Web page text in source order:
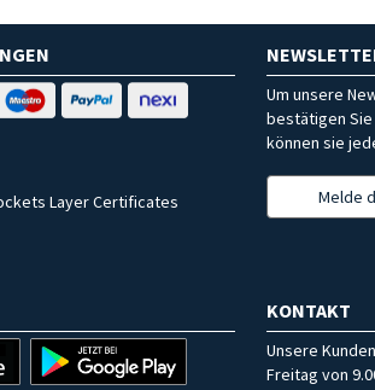
Layer Certificates
Um unsere
bestätigen
können sie
Melde
KONTAKT
Unsere
Freitag von